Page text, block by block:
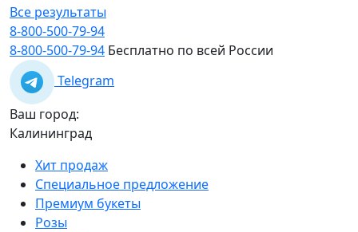
Все результаты
8-800-500-79-94
8-800-500-79-94 Бесплатно по всей России
Telegram
Ваш город:
Калининград
Хит продаж
Специальное предложение
Премиум букеты
Розы